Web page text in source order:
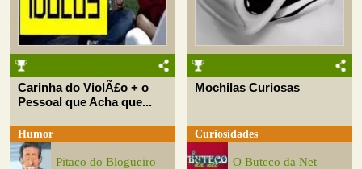
Carinha do ViolÃ£o + o
Pessoal que Acha que...
Humor
Pitaco do Blogueiro
Mochilas Curiosas
Curiosidades
O Buteco da Net